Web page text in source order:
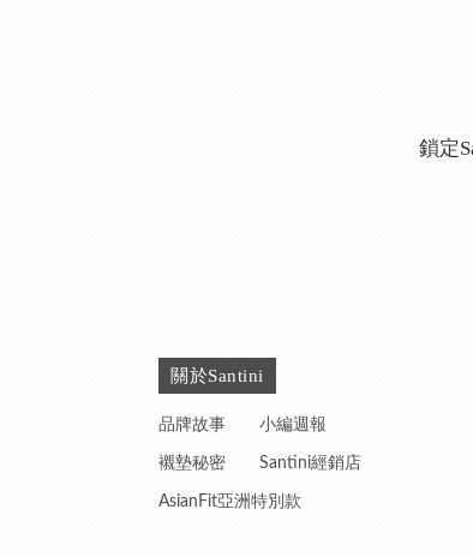
鎖定
關於Santini
品牌故事 小編週報
襯墊秘密 Santini經銷店
AsianFit亞洲特別款